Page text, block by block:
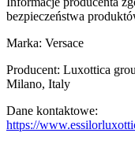
bezpieczeństwa
Marka: Versace
Producent: Luxottica
Milano, Italy
Dane kontaktowe:
https://